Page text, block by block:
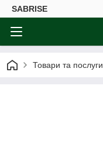
SABRISE
Товари та послуги